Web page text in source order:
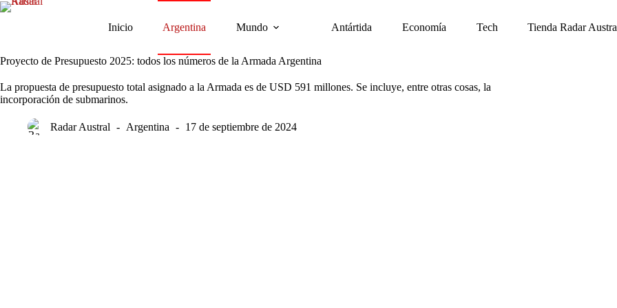
Saltar
Inicio Argentina Mundo Antártida Economía Tech Tienda Radar
Proyecto de Presupuesto 2025: todos los números de la Armada Argentina
La propuesta de presupuesto total asignado a la Armada es de USD 591 millones. Se incluye, entre otras cosas, la
incorporación de submarinos.
Radar Austral Argentina 17 de septiembre de 2024